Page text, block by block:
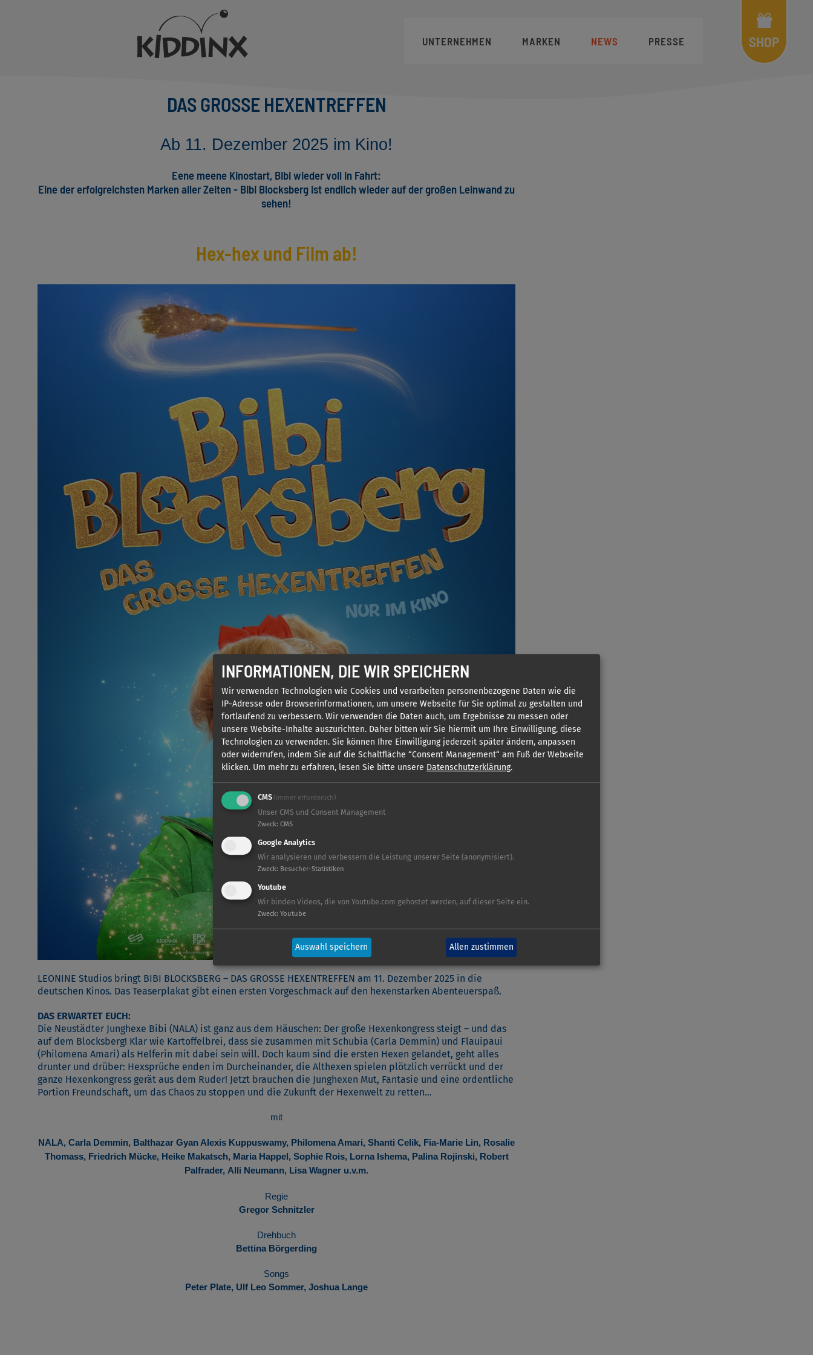
UNTERNEHMEN MARKEN NEWS PRESSE
Menü
SHOP
DAS GROSSE HEXENTREFFEN
Ab 11. Dezember 2025 im Kino!
Eene meene Kinostart, Bibi wieder voll in Fahrt:
Eine der erfolgreichsten Marken aller Zeiten - Bibi Blocksberg ist endlich wieder auf der großen Leinwand zu
sehen!
Hex-hex und Film ab!
LEONINE Studios bringt BIBI BLOCKSBERG – DAS GROSSE HEXENTREFFEN am 11. Dezember 2025 in die
deutschen Kinos. Das Teaserplakat gibt einen ersten Vorgeschmack auf den hexenstarken Abenteuerspaß.
DAS ERWARTET EUCH:
Die Neustädter Junghexe Bibi (NALA) ist ganz aus dem Häuschen: Der große Hexenkongress steigt – und das
auf dem Blocksberg! Klar wie Kartoffelbrei, dass sie zusammen mit Schubia (Carla Demmin) und Flauipaui
(Philomena Amari) als Helferin mit dabei sein will. Doch kaum sind die ersten Hexen gelandet, geht alles
drunter und drüber: Hexsprüche enden im Durcheinander, die Althexen spielen plötzlich verrückt und der
ganze Hexenkongress gerät aus dem Ruder! Jetzt brauchen die Junghexen Mut, Fantasie und eine ordentliche
Portion Freundschaft, um das Chaos zu stoppen und die Zukunft der Hexenwelt zu retten…
mit
NALA, Carla Demmin, Balthazar Gyan Alexis Kuppuswamy, Philomena Amari, Shanti Celik, Fia-Marie Lin, Rosalie
Thomass, Friedrich Mücke, Heike Makatsch, Maria Happel, Sophie Rois, Lorna Ishema, Palina Rojinski, Robert
Palfrader, Alli Neumann, Lisa Wagner u.v.m.
Regie
Gregor Schnitzler
Drehbuch
Bettina Börgerding
Songs
Peter Plate, Ulf Leo Sommer, Joshua Lange
INFORMATIONEN, DIE WIR SPEICHERN
Wir verwenden Technologien wie Cookies und verarbeiten personenbezogene Daten wie die
IP-Adresse oder Browserinformationen, um unsere Webseite für Sie optimal zu gestalten und
fortlaufend zu verbessern. Wir verwenden die Daten auch, um Ergebnisse zu messen oder
unsere Website-Inhalte auszurichten. Daher bitten wir Sie hiermit um Ihre Einwilligung, diese
Technologien zu verwenden. Sie können Ihre Einwilligung jederzeit später ändern, anpassen
oder widerrufen, indem Sie auf die Schaltfläche “Consent Management“ am Fuß der Webseite
klicken. Um mehr zu erfahren, lesen Sie bitte unsere Datenschutzerklärung.
CMS (immer erforderlich)
Unser CMS und Consent Management
Zweck: CMS
Google Analytics
Wir analysieren und verbessern die Leistung unserer Seite (anonymisiert).
Zweck: Besucher-Statistiken
Youtube
Wir binden Videos, die von Youtube.com gehostet werden, auf dieser Seite ein.
Zweck: Youtube
Auswahl speichern Allen zustimmen